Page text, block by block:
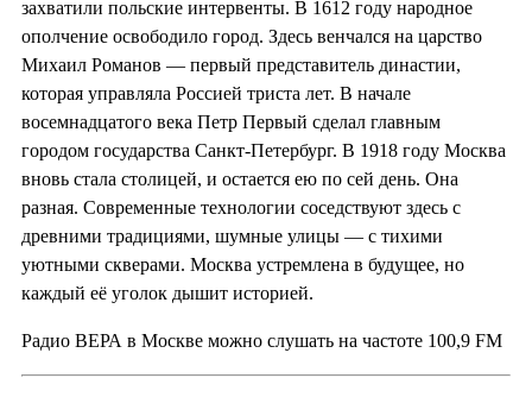
захватили польские интервенты. В 1612 году народное
ополчение освободило город. Здесь венчался на царство
Михаил Романов — первый представитель династии,
которая управляла Россией триста лет. В начале
восемнадцатого века Петр Первый сделал главным
городом государства Санкт-Петербург. В 1918 году Москва
вновь стала столицей, и остается ею по сей день. Она
разная. Современные технологии соседствуют здесь с
древними традициями, шумные улицы — с тихими
уютными скверами. Москва устремлена в будущее, но
каждый её уголок дышит историей.
Радио ВЕРА в Москве можно слушать на частоте 100,9 FM